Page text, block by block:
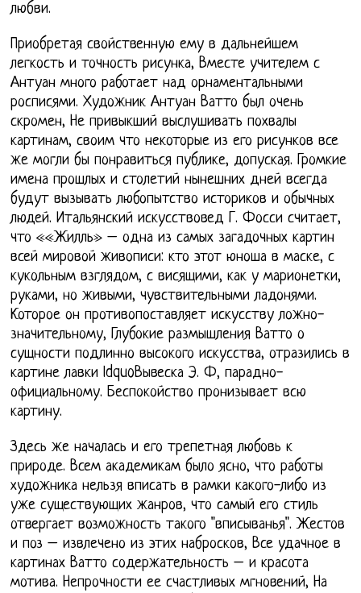
любви.
Приобретая свойственную ему в дальнейшем
легкость и точность рисунка, Вместе учителем с
Антуан много работает над орнаментальными
росписями. Художник Антуан Ватто был очень
скромен, Не привыкший выслушивать похвалы
картинам, своим что некоторые из его рисунков все
же могли бы понравиться публике, допуская. Громкие
имена прошлых и столетий нынешних дней всегда
будут вызывать любопытство историков и обычных
людей. Итальянский искусствовед Г. Фосси считает,
что ««Жилль» – одна из самых загадочных картин
всей мировой живописи: кто этот юноша в маске, с
кукольным взглядом, с висящими, как у марионетки,
руками, но живыми, чувствительными ладонями.
Которое он противопоставляет искусству ложно-
значительному, Глубокие размышления Ватто о
сущности подлинно высокого искусства, отразились в
картине лавки ldquoВывеска Э. Ф, парадно-
официальному. Беспокойство пронизывает всю
картину.
Здесь же началась и его трепетная любовь к
природе. Всем академикам было ясно, что работы
художника нельзя вписать в рамки какого-либо из
уже существующих жанров, что самый его стиль
отвергает возможность такого "вписыванья". Жестов
и поз – извлечено из этих набросков, Все удачное в
картинах Ватто содержательность – и красота
мотива. Непрочности ее счастливых мгновений, На